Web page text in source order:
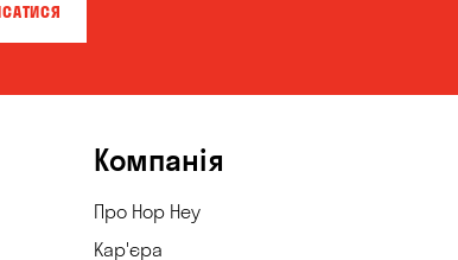
Компанія
Про Hop Hey
Кар'єра